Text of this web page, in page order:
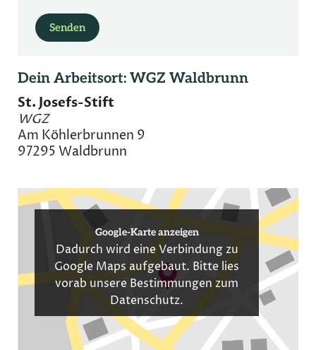
Bitte lasse dieses Feld leer.
Senden
Dein Arbeitsort: WGZ Waldbrunn
St. Josefs-Stift
WGZ
Am Köhlerbrunnen 9
97295 Waldbrunn
Google-Karte anzeigen
Dadurch wird eine Verbindung zu
Google Maps aufgebaut. Bitte lies
vorab unsere Bestimmungen zum
Datenschutz.